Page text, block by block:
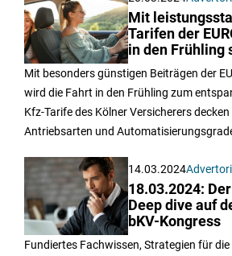
Mit
Tarifen der
in den Frühling
Mit besonders günstigen Beiträgen der
wird die Fahrt in den Frühling zum
Kfz-Tarife des Kölner Versicherers
Antriebsarten und
14.03.2024
18.03.2024:
Deep dive auf
bKV-Kongress
Fundiertes Fachwissen, Strategien für